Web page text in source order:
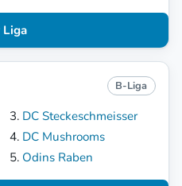
Liga
B-Liga
DC Steckeschmeisser
DC Mushrooms
Odins Raben